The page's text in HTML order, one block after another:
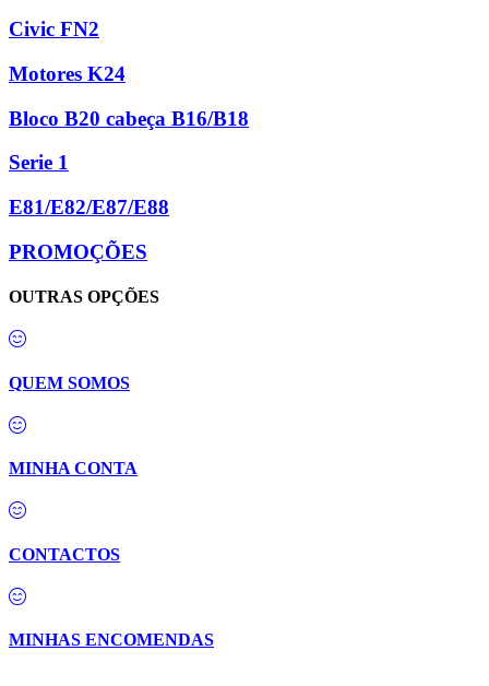
Civic FN2
Motores K24
Bloco B20 cabeça B16/B18
Serie 1
E81/E82/E87/E88
PROMOÇÕES
OUTRAS OPÇÕES
QUEM SOMOS
MINHA CONTA
CONTACTOS
MINHAS ENCOMENDAS